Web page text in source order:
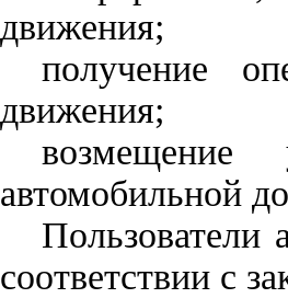
движения;
получение
движения;
возмещение
автомобильной
Пользователи
соответствии с